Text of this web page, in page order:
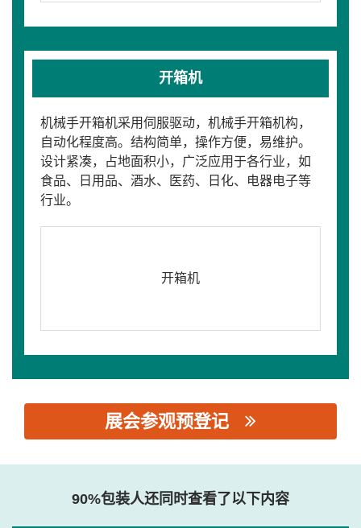
开箱机
机械手开箱机采用伺服驱动，机械手开箱机构，
自动化程度高。结构简单，操作方便，易维护。
设计紧凑，占地面积小，广泛应用于各行业，如
食品、日用品、酒水、医药、日化、电器电子等
行业。
开箱机
展会参观预登记
90%包装人还同时查看了以下内容